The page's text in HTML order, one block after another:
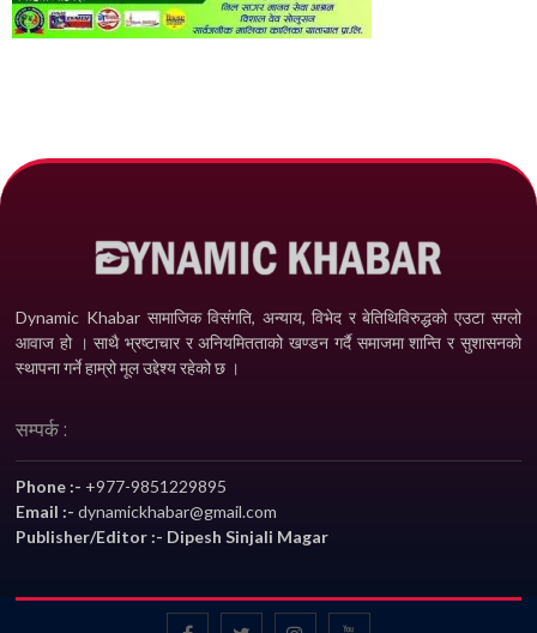
Dynamic Khabar सामाजिक विसंगति, अन्याय, विभेद­ र बेतिथिविरुद्धको एउटा सग्लो
आवाज हो । साथै भ्रष्टाचार र अनियमितताको खण्डन गर्दै समाजमा शान्ति र सुशासनको
स्थापना गर्ने हाम्रो मूल उद्देश्य रहेको छ ।
सम्पर्क :
Phone :- +977-9851229895
Email :-dynamickhabar@gmail.com
Publisher/Editor :- Dipesh Sinjali Magar